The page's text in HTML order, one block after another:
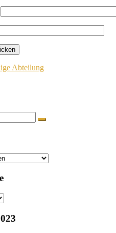
Abteilung